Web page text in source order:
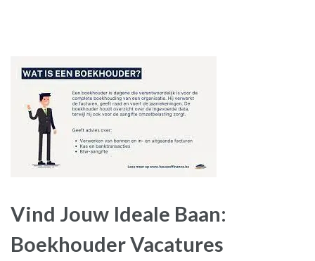
Vind Jouw Ideale Baan:
Boekhouder Vacatures